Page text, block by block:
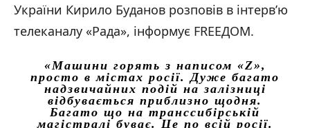
України Кирило Буданов розповів в інтерв’ю
телеканалу «Рада», інформує FREEДОМ.
«Машини горять з написом «Z»,
просто в містах росії. Дуже багато
надзвичайних подій на залізниці
відбувається приблизно щодня.
Багато що на транссибірській
магістралі буває. Це по всій росії.